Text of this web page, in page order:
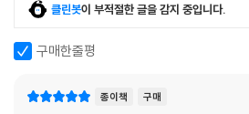
클린봇이 부적절한 글을 감지 중입니다.
구매한줄평
종이책 구매